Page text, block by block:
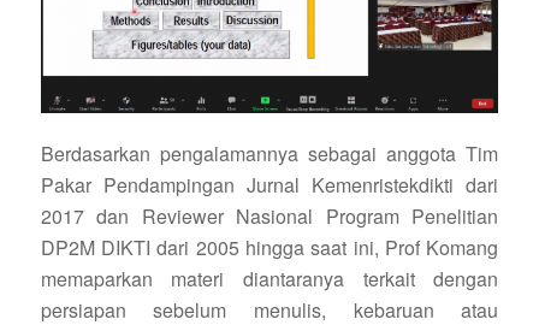
Berdasarkan pengalamannya sebagai anggota Tim
Pakar Pendampingan Jurnal Kemenristekdikti dari
2017 dan Reviewer Nasional Program Penelitian
DP2M DIKTI dari 2005 hingga saat ini, Prof Komang
memaparkan materi diantaranya terkait dengan
persiapan sebelum menulis, kebaruan atau